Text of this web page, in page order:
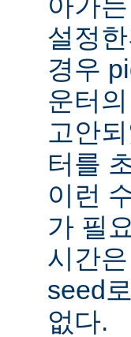
설정
경우
운터
고안
터를
이런
가 필
시간
seed
없다.